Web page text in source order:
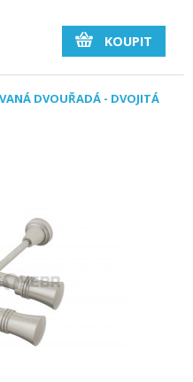
KOUPIT
DVOUŘADÁ - DVOJITÁ